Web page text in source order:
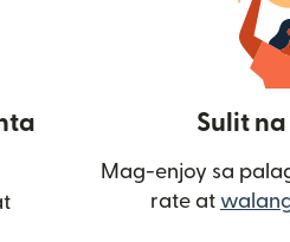
Sulit
Mag-enjoy sa
rate at